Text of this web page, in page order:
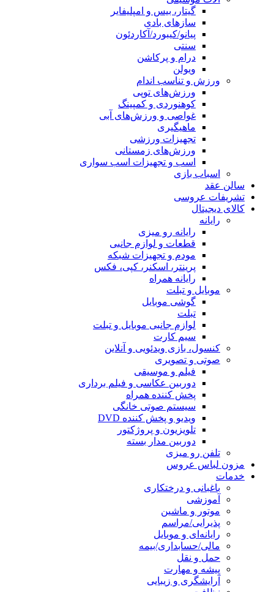
گیتار، بیس و امپلیفایر
سازهای بادی
پیانو/کیبورد/آکاردئون
سنتی
درام و پرکاشن
ویولن
ورزش و تناسب اندام
ورزش‌های توپی
کوهنوردی و کمپینگ
غواصی و ورزش‌های آبی
ماهیگیری
تجهیزات ورزشی
ورزش‌های زمستانی
اسب و تجهیزات اسب سواری
اسباب‌ بازی
سالن عقد
تشریفات عروسی
کالای دیجیتال
رایانه
رایانه رو میزی
قطعات و لوازم جانبی
مودم و تجهیزات شبکه
پرینتر، اسکنر، کپی، فکس
رایانه همراه
موبایل و تبلت
گوشی موبایل
تبلت
لوازم جانبی موبایل و تبلت
سیم کارت
کنسول، بازی‌ ویدئویی و آنلاین
صوتی و تصویری
فیلم و موسیقی
دوربین عکاسی و فیلم برداری
پخش کننده همراه
سیستم صوتی خانگی
ویدیو و پخش کننده DVD
تلویزیون و پروژکتور
دوربین مدار بسته
تلفن رو میزی
مزون لباس عروس
خدمات
باغبانی و درختکاری
آموزشی
موتور و ماشین
پذیرایی/مراسم
رایانه‌ای و موبایل
مالی/حسابداری/بیمه
حمل و نقل
پیشه و مهارت
آرایشگری و زیبایی